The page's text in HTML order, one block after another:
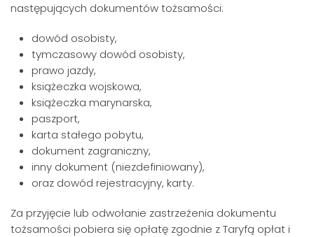
następujących dokumentów tożsamości:
dowód osobisty,
tymczasowy dowód osobisty,
prawo jazdy,
książeczka wojskowa,
książeczka marynarska,
paszport,
karta stałego pobytu,
dokument zagraniczny,
inny dokument (niezdefiniowany),
oraz dowód rejestracyjny, karty.
Za przyjęcie lub odwołanie zastrzeżenia dokumentu
tożsamości pobiera się opłatę zgodnie z Taryfą opłat i